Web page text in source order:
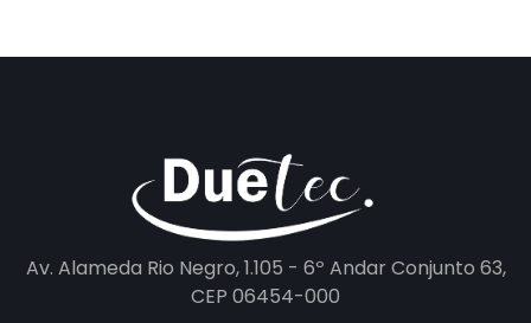
Av. Alameda Rio Negro, 1.105 - 6º Andar Conjunto 63,
CEP 06454-000